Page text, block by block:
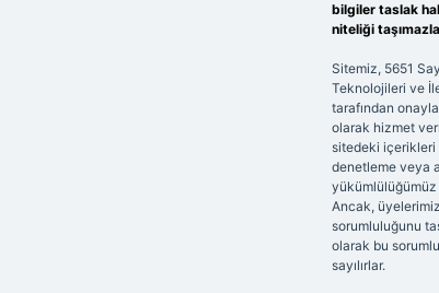
bilgiler taslak
niteliği
Sitemiz, 5651
Teknolojileri ve
tarafından
olarak hizmet
sitedeki
denetleme veya
yükümlülüğümüz
Ancak,
sorumluluğunu
olarak bu
sayılırlar.